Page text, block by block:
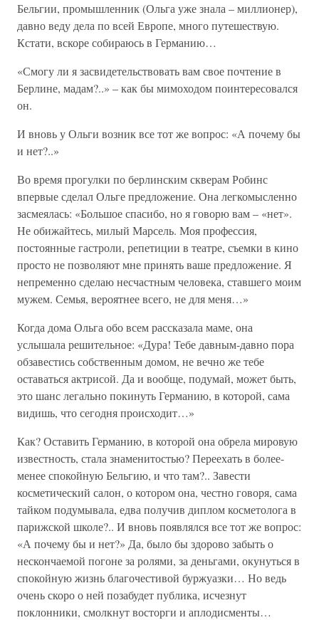
Бельгии, промышленник (Ольга уже знала – миллионер),
давно веду дела по всей Европе, много путешествую.
Кстати, вскоре собираюсь в Германию…
«Смогу ли я засвидетельствовать вам свое почтение в
Берлине, мадам?..» – как бы мимоходом поинтересовался
он.
И вновь у Ольги возник все тот же вопрос: «А почему бы
и нет?..»
Во время прогулки по берлинским скверам Робинс
впервые сделал Ольге предложение. Она легкомысленно
засмеялась: «Большое спасибо, но я говорю вам – «нет».
Не обижайтесь, милый Марсель. Моя профессия,
постоянные гастроли, репетиции в театре, съемки в кино
просто не позволяют мне принять ваше предложение. Я
непременно сделаю несчастным человека, ставшего моим
мужем. Семья, вероятнее всего, не для меня…»
Когда дома Ольга обо всем рассказала маме, она
услышала решительное: «Дура! Тебе давным-давно пора
обзавестись собственным домом, не вечно же тебе
оставаться актрисой. Да и вообще, подумай, может быть,
это шанс легально покинуть Германию, в которой, сама
видишь, что сегодня происходит…»
Как? Оставить Германию, в которой она обрела мировую
известность, стала знаменитостью? Переехать в более-
менее спокойную Бельгию, и что там?.. Завести
косметический салон, о котором она, честно говоря, сама
тайком подумывала, едва получив диплом косметолога в
парижской школе?.. И вновь появлялся все тот же вопрос:
«А почему бы и нет?» Да, было бы здорово забыть о
нескончаемой погоне за ролями, за деньгами, окунуться в
спокойную жизнь благочестивой буржуазки… Но ведь
очень скоро о ней позабудет публика, исчезнут
поклонники, смолкнут восторги и аплодисменты…